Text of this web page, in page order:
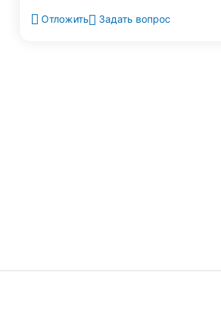
Отложить Задать вопрос